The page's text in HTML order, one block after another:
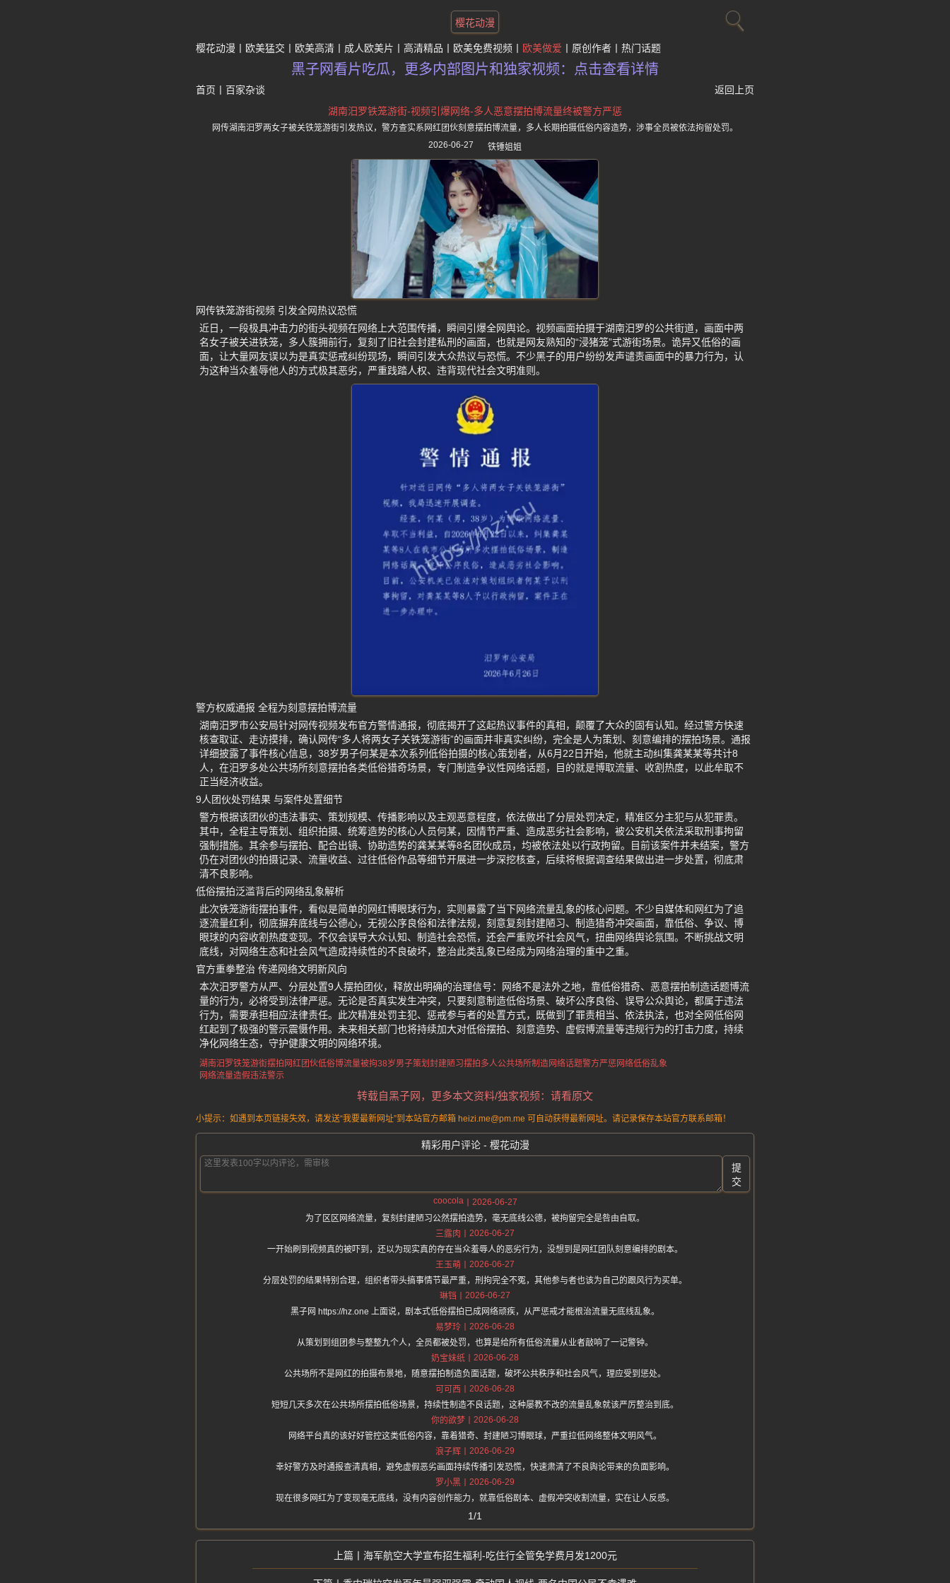
樱花动漫
樱花动漫 欧美猛交 欧美高清 成人欧美片 高清精品 欧美免费视频 欧美做爱 原创作者 热门话题
黑子网看片吃瓜，更多内部图片和独家视频：点击查看详情
首页 百家杂谈
返回上页
湖南汨罗铁笼游街-视频引爆网络-多人恶意摆拍博流量终被警方严惩
网传湖南汨罗两女子被关铁笼游街引发热议，警方查实系网红团伙刻意摆拍博流量，多人长期拍摄低俗内容造势，涉事全员被依法拘留处罚。
2026-06-27
铁锤姐姐
网传铁笼游街视频 引发全网热议恐慌
近日，一段极具冲击力的街头视频在网络上大范围传播，瞬间引爆全网舆论。视频画面拍摄于湖南汨罗的公共街道，画面中两
名女子被关进铁笼，多人簇拥前行，复刻了旧社会封建私刑的画面，也就是网友熟知的“浸猪笼”式游街场景。诡异又低俗的画
面，让大量网友误以为是真实惩戒纠纷现场，瞬间引发大众热议与恐慌。不少黑子的用户纷纷发声谴责画面中的暴力行为，认
为这种当众羞辱他人的方式极其恶劣，严重践踏人权、违背现代社会文明准则。
警方权威通报 全程为刻意摆拍博流量
湖南汨罗市公安局针对网传视频发布官方警情通报，彻底揭开了这起热议事件的真相，颠覆了大众的固有认知。经过警方快速
核查取证、走访摸排，确认网传“多人将两女子关铁笼游街”的画面并非真实纠纷，完全是人为策划、刻意编排的摆拍场景。通报
详细披露了事件核心信息，38岁男子何某是本次系列低俗拍摄的核心策划者，从6月22日开始，他就主动纠集龚某某等共计8
人，在汨罗多处公共场所刻意摆拍各类低俗猎奇场景，专门制造争议性网络话题，目的就是博取流量、收割热度，以此牟取不
正当经济收益。
9人团伙处罚结果 与案件处置细节
警方根据该团伙的违法事实、策划规模、传播影响以及主观恶意程度，依法做出了分层处罚决定，精准区分主犯与从犯罪责。
其中，全程主导策划、组织拍摄、统筹造势的核心人员何某，因情节严重、造成恶劣社会影响，被公安机关依法采取刑事拘留
强制措施。其余参与摆拍、配合出镜、协助造势的龚某某等8名团伙成员，均被依法处以行政拘留。目前该案件并未结案，警方
仍在对团伙的拍摄记录、流量收益、过往低俗作品等细节开展进一步深挖核查，后续将根据调查结果做出进一步处置，彻底肃
清不良影响。
低俗摆拍泛滥背后的网络乱象解析
此次铁笼游街摆拍事件，看似是简单的网红博眼球行为，实则暴露了当下网络流量乱象的核心问题。不少自媒体和网红为了追
逐流量红利，彻底摒弃底线与公德心，无视公序良俗和法律法规，刻意复刻封建陋习、制造猎奇冲突画面，靠低俗、争议、博
眼球的内容收割热度变现。不仅会误导大众认知、制造社会恐慌，还会严重败坏社会风气，扭曲网络舆论氛围。不断挑战文明
底线，对网络生态和社会风气造成持续性的不良破坏，整治此类乱象已经成为网络治理的重中之重。
官方重拳整治 传递网络文明新风向
本次汨罗警方从严、分层处置9人摆拍团伙，释放出明确的治理信号：网络不是法外之地，靠低俗猎奇、恶意摆拍制造话题博流
量的行为，必将受到法律严惩。无论是否真实发生冲突，只要刻意制造低俗场景、破坏公序良俗、误导公众舆论，都属于违法
行为，需要承担相应法律责任。此次精准处罚主犯、惩戒参与者的处置方式，既做到了罪责相当、依法执法，也对全网低俗网
红起到了极强的警示震慑作用。未来相关部门也将持续加大对低俗摆拍、刻意造势、虚假博流量等违规行为的打击力度，持续
净化网络生态，守护健康文明的网络环境。
湖南汨罗铁笼游街摆拍 网红团伙低俗博流量被拘38岁男子策划封建陋习摆拍多人公共场所制造网络话题警方严惩网络低俗乱象
网络流量造假违法警示
转载自黑子网，更多本文资料/独家视频：请看原文
小提示：如遇到本页链接失效，请发送“我要最新网址”到本站官方邮箱 heizi.me@pm.me 可自动获得最新网址。请记录保存本站官方联系邮箱！
精彩用户评论 - 樱花动漫
提
交
coocola
2026-06-27
为了区区网络流量，复刻封建陋习公然摆拍造势，毫无底线公德，被拘留完全是咎由自取。
三露肉
2026-06-27
一开始刷到视频真的被吓到，还以为现实真的存在当众羞辱人的恶劣行为，没想到是网红团队刻意编排的剧本。
王玉萌
2026-06-27
分层处罚的结果特别合理，组织者带头搞事情节最严重，刑拘完全不冤，其他参与者也该为自己的跟风行为买单。
琳铛
2026-06-27
黑子网 https://hz.one 上面说，剧本式低俗摆拍已成网络顽疾，从严惩戒才能根治流量无底线乱象。
易梦玲
2026-06-28
从策划到组团参与整整九个人，全员都被处罚，也算是给所有低俗流量从业者敲响了一记警钟。
奶宝妹纸
2026-06-28
公共场所不是网红的拍摄布景地，随意摆拍制造负面话题，破坏公共秩序和社会风气，理应受到惩处。
可可西
2026-06-28
短短几天多次在公共场所摆拍低俗场景，持续性制造不良话题，这种屡教不改的流量乱象就该严厉整治到底。
你的欲梦
2026-06-28
网络平台真的该好好管控这类低俗内容，靠着猎奇、封建陋习博眼球，严重拉低网络整体文明风气。
浪子辉
2026-06-29
幸好警方及时通报查清真相，避免虚假恶劣画面持续传播引发恐慌，快速肃清了不良舆论带来的负面影响。
罗小黑
2026-06-29
现在很多网红为了变现毫无底线，没有内容创作能力，就靠低俗剧本、虚假冲突收割流量，实在让人反感。
1/1
海军航空大学宣布招生福利-吃住行全管免学费月发1200元